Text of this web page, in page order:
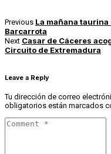
Previous La mañana
Barcarrota
Next Casar de Cáceres
Circuito de Extremadura
Leave a Reply
Tu dirección de correo
obligatorios están marcados